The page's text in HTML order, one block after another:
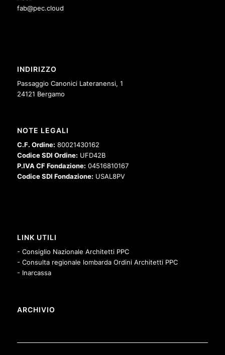
fab@pec.cloud
INDIRIZZO
Passaggio Canonici Lateranensi, 1
24121 Bergamo
NOTE LEGALI
C.F. Ordine: 80021430162
Codice SDI Ordine: UFD42B
P.IVA CF Fondazione: 04516810167
Codice SDI Fondazione: USAL8PV
LINK UTILI
- Consiglio Nazionale Architetti PPC
- Consulta regionale lombarda Ordini Architetti PPC
- Inarcassa
ARCHIVIO